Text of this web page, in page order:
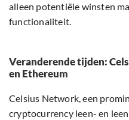
alleen potentiële winsten
functionaliteit.
Veranderende tijden:
en Ethereum
Celsius Network, een
cryptocurrency leen- en